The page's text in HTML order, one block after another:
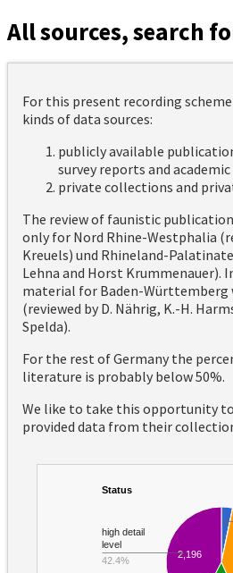
All sources, search
For this present recording
kinds of data sources:
publicly available
survey reports and
private collections and
The review of faunistic
only for Nord Rhine-Westphalia
Kreuels) und Rhineland-
Lehna and Horst Krummenauer).
material for Baden-Württemberg
(reviewed by D. Nährig, K.-H.
Spelda).
For the rest of Germany the
literature is probably below 50%.
We like to take this opportunity
provided data from their
Status
2,196
high detail
level
42.4%